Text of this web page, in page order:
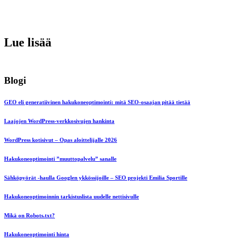
Lue lisää
Blogi
GEO eli generatiivinen hakukoneoptimointi: mitä SEO-osaajan pitää tietää
Laajojen WordPress-verkkosivujen hankinta
WordPress kotisivut – Opas aloittelijalle 2026
Hakukoneoptimointi ”muuttopalvelu” sanalle
Sähköpyörät -haulla Googlen ykkössijoille – SEO projekti Emilia Sportille
Hakukoneoptimoinnin tarkistuslista uudelle nettisivulle
Mikä on Robots.txt?
Hakukoneoptimointi hinta